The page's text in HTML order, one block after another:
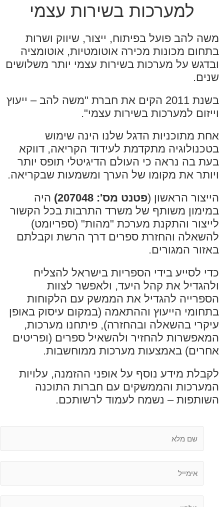
למערכות בשירות עצמי
פועל בפיתוח, ייצור, שיווק ושרות
מכונות מכירה אוטומטיות, אוטומציה
על מערכות בשירות עצמי יותר משלושים
בשנת 2011 הקים את חברת "משה להב – ייעוץ
למערכות בשירות עצמי".
הדגל שלנו הינה שימוש
מתקדמת לעידוד הקריאה, דווקא
נראה כי העולם הדיגיטלי תופס יותר
את מקומו של הערך ומשמעות שבקריאה.
הראשון (פטנט מס': 207048)
היה
משותף של משרד התרבות בכל הקשור
והתקנת מערכת "מהות" (ספריומט)
והחזרת ספרים דרך הרשת וקבלתם
המגורים.
בידי הספריות בישראל להצליח
את קהל היעד, ולאפשר לצוות
להגדיל את הממשק עם הלקוחות
הייעוץ וההתאמה (במקום עיסוק באופן
בהשאלה ובהחזרה), פיתחנו מערכות,
להחזיר ולהשאיל ספרים (ופריטים
באמצעות מערכות ממוחשבות.
מידע נוסף על אופני ההזמנה, עלויות
והממשקים עם חברות התוכנה
– נשמח לעמוד לרשותכם.